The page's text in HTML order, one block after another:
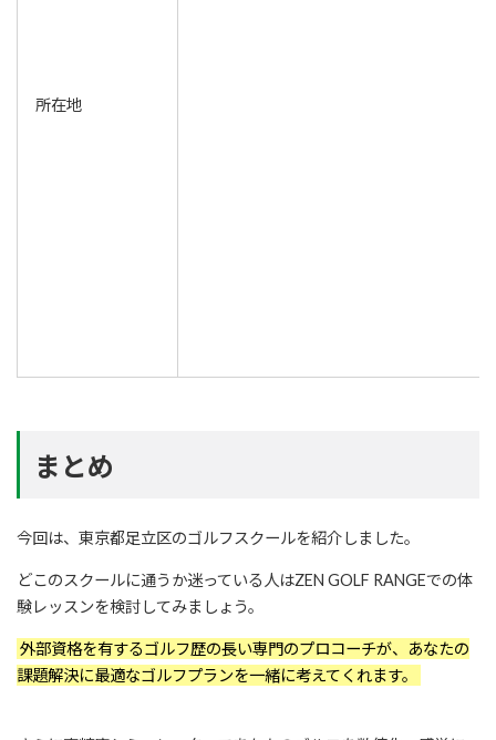
所在地
まとめ
今回は、東京都足立区のゴルフスクールを紹介しました。
どこのスクールに通うか迷っている人はZEN GOLF RANGEでの体
験レッスンを検討してみましょう。
外部資格を有するゴルフ歴の長い専門のプロコーチが、あなたの
課題解決に最適なゴルフプランを一緒に考えてくれます。